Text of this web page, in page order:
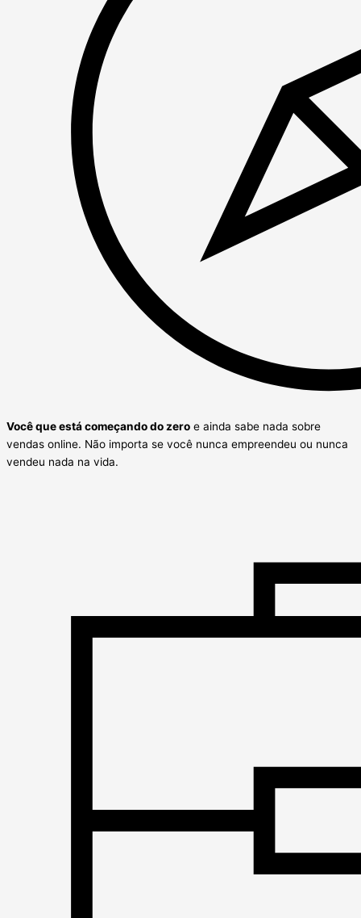
Você que está começando do zero e ainda sabe nada sobre
vendas online. Não importa se você nunca empreendeu ou nunca
vendeu nada na vida.